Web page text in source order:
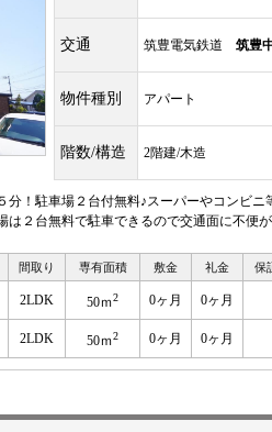
交通 筑豊電気鉄道 筑豊
物件種別 アパート
階数/構造 2階建/木造
！駐車場２台付無料♪スーパーやコンビ
２台無料で駐車できるので交通面に不便が
間取り 専有面積 敷金 礼金 保
2LDK 50ｍ2 0ヶ月 0ヶ月
2LDK 50ｍ2 0ヶ月 0ヶ月